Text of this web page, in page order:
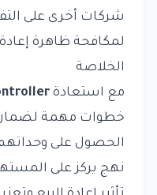
شركات أخرى على
لمكافحة ظاهرة إعادة
الخلاصة
مع استعادة
خطوات مهمة لضمان
الحصول على
نهج يركز على